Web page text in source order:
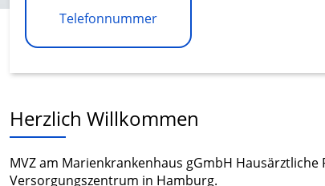
Telefonnummer
Herzlich Willkommen
MVZ am Marienkrankenhaus gGmbH
Versorgungszentrum in Hamburg.